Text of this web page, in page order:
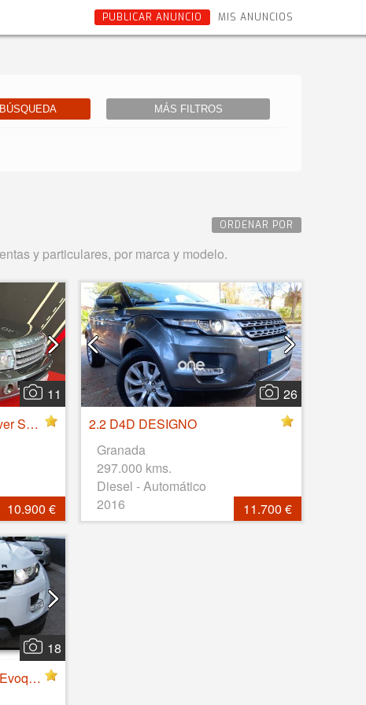
MIS ANUNCIOS
PUBLICAR ANUNCIO
MÁS FILTROS
ORDENAR POR
y particulares, por marca y modelo.
11
LAND-ROVER Range Rover Sport 2.7 TD V6 HSE
10.900 €
26
2.2 D4D DESIGNO
Granada
297.000 kms.
Diesel - Automático
2016
11.700 €
18
Land Rover Range Rover Evoque 2.2 TD4